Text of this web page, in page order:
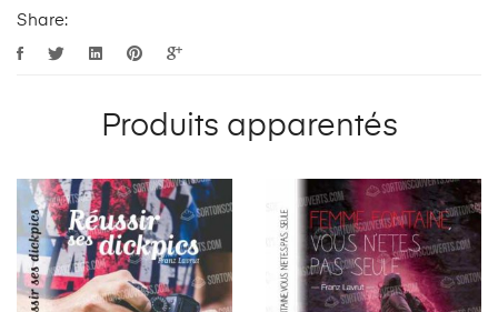
Share:
Produits apparentés